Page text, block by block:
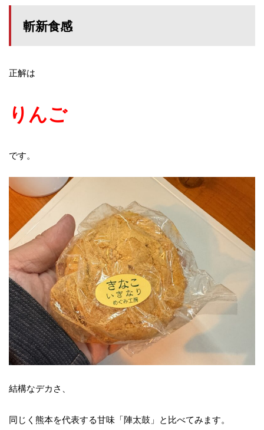
斬新食感
正解は
りんご
です。
結構なデカさ、
同じく熊本を代表する甘味「陣太鼓」と比べてみます。